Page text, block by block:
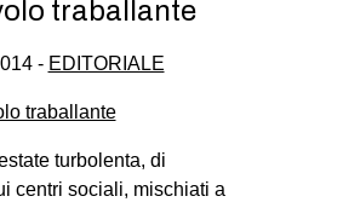
traballante
- EDITORIALE
turbolenta, di
centri sociali, mischiati a